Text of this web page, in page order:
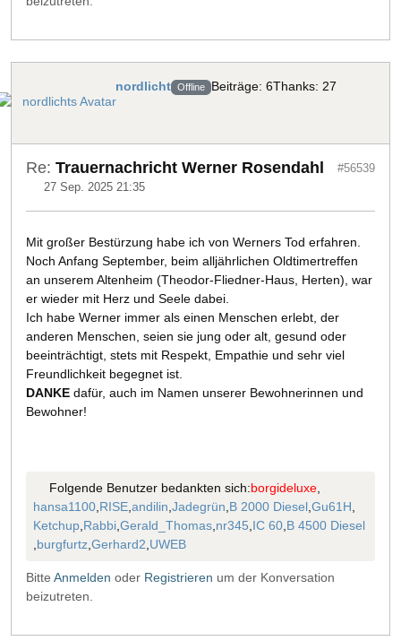
nordlicht Offline Beiträge: 6Thanks: 27
Re: Trauernachricht Werner Rosendahl
27 Sep. 2025 21:35
#56539
Mit großer Bestürzung habe ich von Werners Tod erfahren.
Noch Anfang September, beim alljährlichen Oldtimertreffen
an unserem Altenheim (Theodor-Fliedner-Haus, Herten), war
er wieder mit Herz und Seele dabei.
Ich habe Werner immer als einen Menschen erlebt, der
anderen Menschen, seien sie jung oder alt, gesund oder
beeinträchtigt, stets mit Respekt, Empathie und sehr viel
Freundlichkeit begegnet ist.
DANKE dafür, auch im Namen unserer Bewohnerinnen und
Bewohner!
Folgende Benutzer bedankten sich:borgideluxe,
hansa1100,RISE,andilin,Jadegrün,B 2000 Diesel,Gu61H,
Ketchup,Rabbi,Gerald_Thomas,nr345,IC 60,B 4500 Diesel
,burgfurtz,Gerhard2,UWEB
Bitte Anmelden oder Registrieren um der Konversation
beizutreten.